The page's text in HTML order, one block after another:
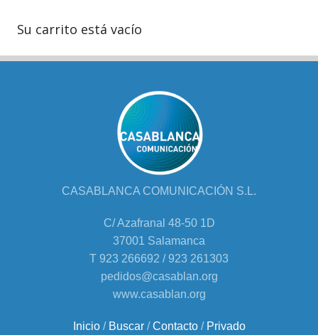
Su carrito está vacío
CASABLANCA COMUNICACIÓN S.L.
C/ Azafranal 48-50 1D
37001 Salamanca
T 923 266692 / 923 261303
pedidos@casablan.org
www.casablan.org
Inicio/ Buscar/Contacto/ Privado